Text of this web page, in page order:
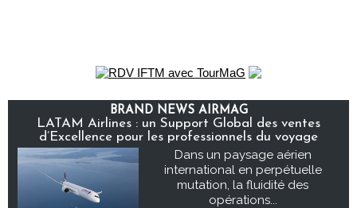
BRAND NEWS AIRMAG
LATAM Airlines : un Support Global des ventes
d’Excellence pour les professionnels du voyage
Dans un paysage aérien
international en perpétuelle
mutation, la fluidité des
opérations...